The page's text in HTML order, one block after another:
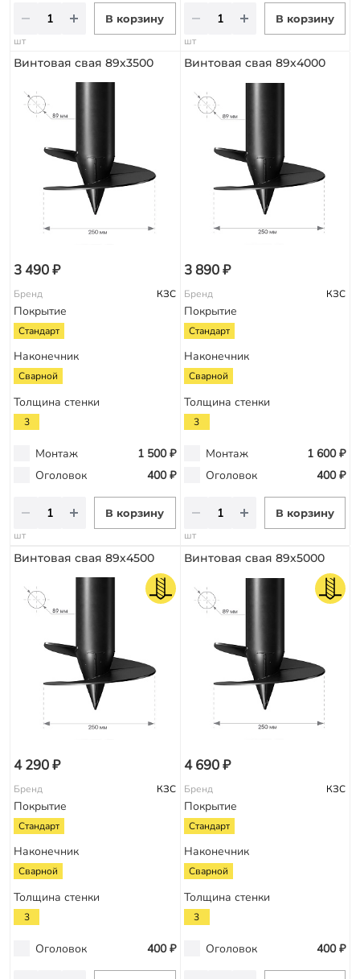
В корзину
шт
В корзину
шт
Винтовая свая 89х3500
3 490 ₽
Бренд КЗС
Покрытие
Стандарт
Наконечник
Сварной
Толщина стенки
3
Монтаж
1 500 ₽
Оголовок
400 ₽
В корзину
шт
Винтовая свая 89х4000
3 890 ₽
Бренд КЗС
Покрытие
Стандарт
Наконечник
Сварной
Толщина стенки
3
Монтаж
1 600 ₽
Оголовок
400 ₽
В корзину
шт
Винтовая свая 89х4500
4 290 ₽
Бренд КЗС
Покрытие
Стандарт
Наконечник
Сварной
Толщина стенки
3
Оголовок 400 ₽
Винтовая свая 89х5000
4 690 ₽
Бренд КЗС
Покрытие
Стандарт
Наконечник
Сварной
Толщина стенки
3
Оголовок 400 ₽